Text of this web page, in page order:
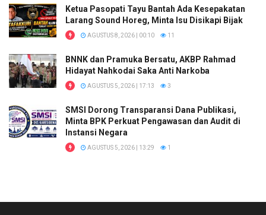
Ketua Pasopati Tayu Bantah Ada Kesepakatan
Larang Sound Horeg, Minta Isu Disikapi Bijak
AGUSTUS 8, 2026 | 00:10 11
BNNK dan Pramuka Bersatu, AKBP Rahmad
Hidayat Nahkodai Saka Anti Narkoba
AGUSTUS 5, 2026 | 17:13 3
SMSI Dorong Transparansi Dana Publikasi,
Minta BPK Perkuat Pengawasan dan Audit di
Instansi Negara
AGUSTUS 5, 2026 | 13:29 1